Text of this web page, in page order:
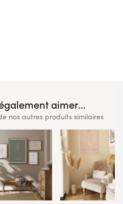
aimer...
nos autres produits similaires